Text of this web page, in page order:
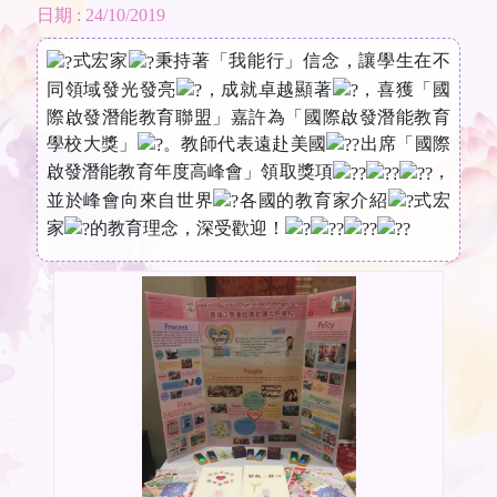
日期 : 24/10/2019
式宏家
秉持著「我能行」信念，讓學生在不
同領域發光發亮
，成就卓越顯著
，喜獲「國
際啟發潛能教育聯盟」嘉許為「國際啟發潛能教育
學校大獎」
。教師代表遠赴美國
出席「國際
啟發潛能教育年度高峰會」領取獎項
，
並於峰會向來自世界
各國的教育家介紹
式宏
家
的教育理念，深受歡迎！